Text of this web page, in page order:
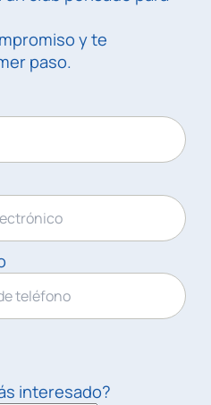
y te
paso.
interesado?